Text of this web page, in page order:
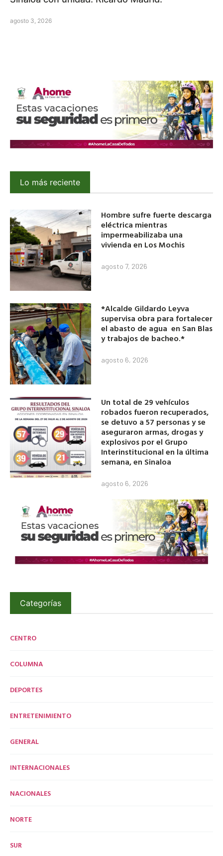
agosto 3, 2026
Lo más reciente
Hombre sufre fuerte descarga
eléctrica mientras
impermeabilizaba una
vivienda en Los Mochis
agosto 7, 2026
*Alcalde Gildardo Leyva
supervisa obra para fortalecer
el abasto de agua en San Blas
y trabajos de bacheo.*
agosto 6, 2026
Un total de 29 vehículos
robados fueron recuperados,
se detuvo a 57 personas y se
aseguraron armas, drogas y
explosivos por el Grupo
Interinstitucional en la última
semana, en Sinaloa
agosto 6, 2026
Categorías
CENTRO
COLUMNA
DEPORTES
ENTRETENIMIENTO
GENERAL
INTERNACIONALES
NACIONALES
NORTE
SUR